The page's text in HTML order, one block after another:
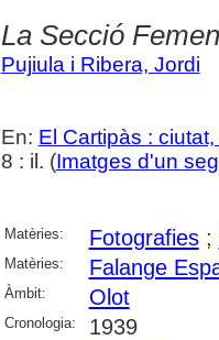
La Secció
Pujiula i Ribera, Jordi
En: El Cartipàs :
8 : il. (Imatges d'un
Matèries: Fotografies;
Matèries: Falange
Àmbit: Olot
Cronologia: 1939